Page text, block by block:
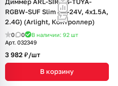
RGBW-SUF Slim (12-24V, 4x1.5A,
2.4G) (Arlight, Контроллер)
0 0 В наличии: 92 шт
Арт. 032349
3 982 ₽/шт
В корзину